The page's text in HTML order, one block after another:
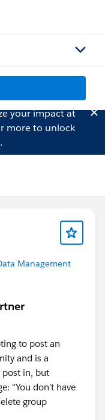
your impact at
more to unlock
Management
to post an
and is a
post in, but
"You don’t have
group